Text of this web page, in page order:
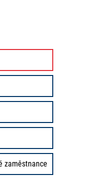
zaměstnance